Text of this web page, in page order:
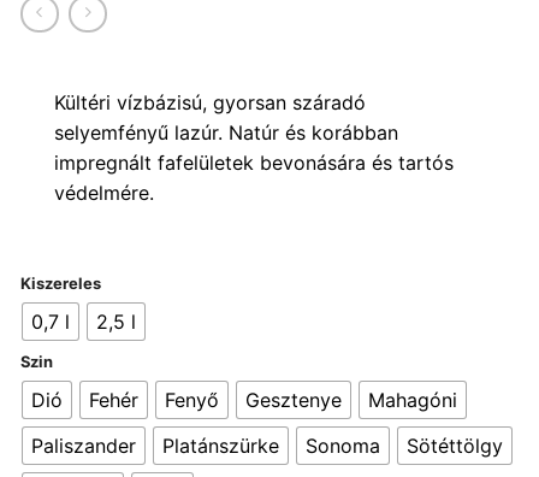
Kültéri vízbázisú, gyorsan száradó
selyemfényű lazúr. Natúr és korábban
impregnált fafelületek bevonására és tartós
védelmére.
Kiszereles
0,7 l 2,5 l
Szin
Dió Fehér Fenyő Gesztenye
Mahagóni
Paliszander
Platánszürke Sonoma
Sötéttölgy